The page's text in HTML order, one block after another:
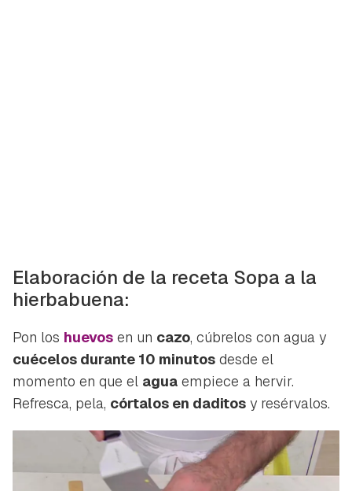
Elaboración de la receta Sopa a la
hierbabuena:
Pon los huevos en un cazo, cúbrelos con agua y
cuécelos durante 10 minutos desde el
momento en que el agua empiece a hervir.
Refresca, pela, córtalos en daditos y resérvalos.